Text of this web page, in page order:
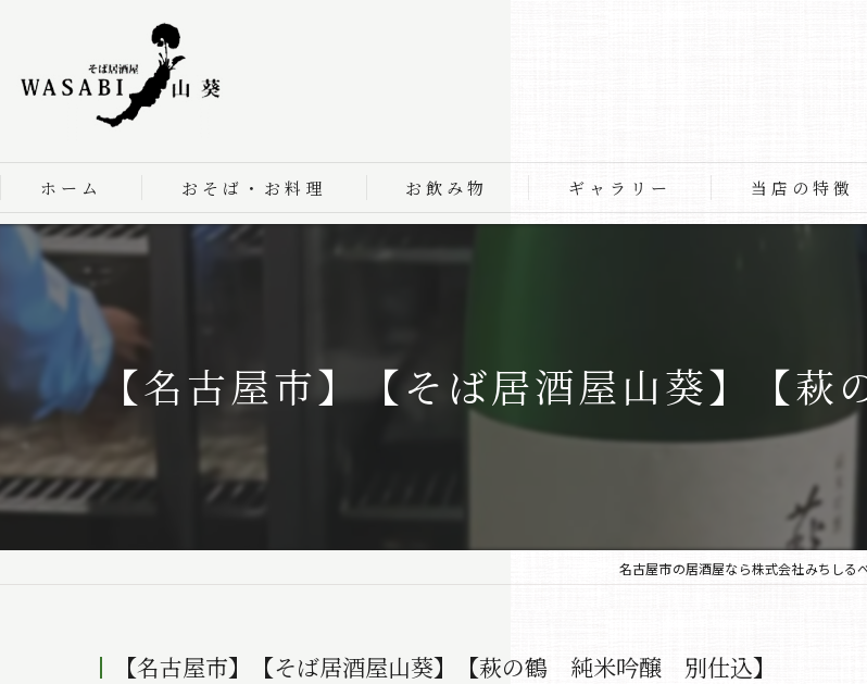
ホーム おそば・お料理 お飲み物 ギャラリー 当店の特徴
【名古屋市】【そば居酒屋山葵】【
名古屋市の居酒屋なら株式会社みちしる
【名古屋市】【そば居酒屋山葵】【萩の鶴 純米吟醸 別仕込】